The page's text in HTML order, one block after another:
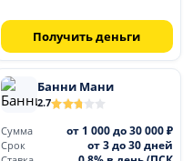
Получить деньги
Банни Мани
2.7
Сумма от 1 000 до 30 000 ₽
Срок от 3 до 30 дней